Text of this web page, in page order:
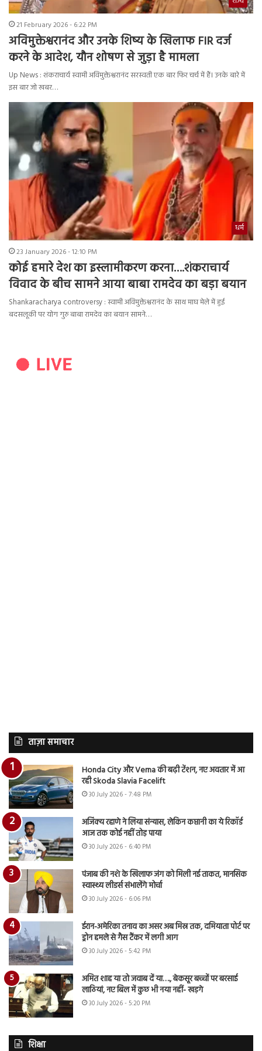
21 February 2026 - 6:22 PM
अविमुक्तेश्वरानंद और उनके शिष्य के खिलाफ FIR दर्ज
करने के आदेश, यौन शोषण से जुड़ा है मामला
Up News : शंकराचार्य स्वामी अविमुक्तेश्वरानंद सरस्वती एक बार फिर चर्च में हैं। उनके बारे में
इस बार जो खबर…
धर्म
23 January 2026 - 12:10 PM
कोई हमारे देश का इस्लामीकरण करना….शंकराचार्य
विवाद के बीच सामने आया बाबा रामदेव का बड़ा बयान
Shankaracharya controversy : स्वामी अविमुक्तेश्वरानंद के साथ माघ मेले में हुई
बदसलूकी पर योग गुरु बाबा रामदेव का बयान सामने…
ताज़ा समाचार
Honda City और Verna की बढ़ी टेंशन, नए अवतार में आ
रही Skoda Slavia Facelift
30 July 2026 - 7:48 PM
अजिंक्य रहाणे ने लिया संन्यास, लेकिन कप्तानी का ये रिकॉर्ड
आज तक कोई नहीं तोड़ पाया
30 July 2026 - 6:40 PM
पंजाब की नशे के खिलाफ जंग को मिली नई ताकत, मानसिक
स्वास्थ्य लीडर्स संभालेंगे मोर्चा
30 July 2026 - 6:06 PM
ईरान-अमेरिका तनाव का असर अब मिस्र तक, दमियाता पोर्ट पर
ड्रोन हमले से गैस टैंकर में लगी आग
30 July 2026 - 5:42 PM
अमित शाह या तो जवाब दें या…., बेकसूर बच्चों पर बरसाई
लाठियां, नए बिल में कुछ भी नया नहीं- खड़गे
30 July 2026 - 5:20 PM
शिक्षा